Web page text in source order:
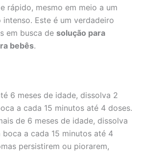
rápido, mesmo em meio a um
Este é um verdadeiro
em busca de solução para
bebês.
6 meses de idade, dissolva 2
a cada 15 minutos até 4 doses.
de 6 meses de idade, dissolva
a cada 15 minutos até 4
persistirem ou piorarem,